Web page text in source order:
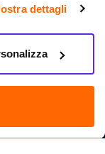
raccolto dal
dettagli